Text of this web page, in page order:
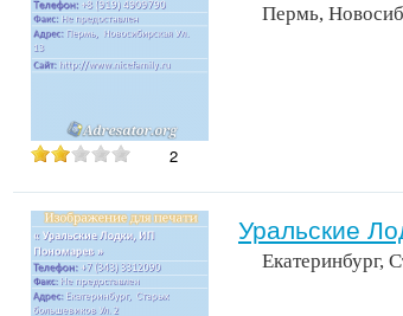
2
Пермь,
Уральские
Екатеринбург,